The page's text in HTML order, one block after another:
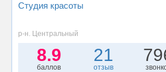
Студия красоты
р-н. Центральный
8.9
баллов
21
отзыв